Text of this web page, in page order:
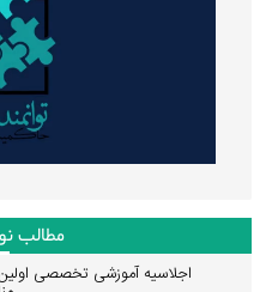
مطالب
اجلاسیه آموزشی تخصصی